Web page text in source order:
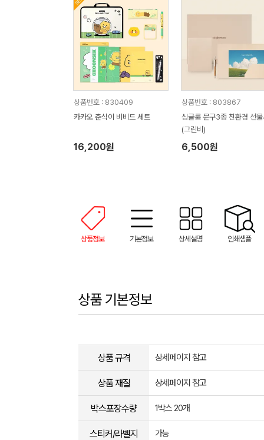
상품번호 : 830409
카카오 춘식이 비비드 세트
16,200원
상품번호 : 803867
싱글룸 문구3종 친환경 선물
(그린비)
6,500원
상품정보 기본정보 상세설명 인쇄샘플
상품 기본정보
상품 규격 상세페이지 참고
상품 재질 상세페이지 참고
박스포장수량 1박스 20개
스티커/라벨지 가능